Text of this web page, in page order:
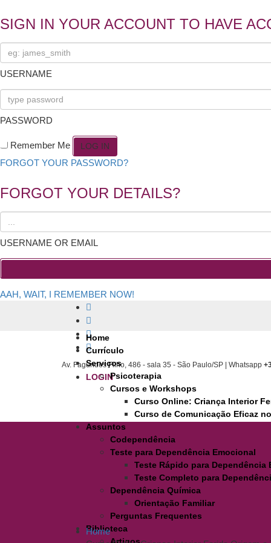
SIGN IN YOUR ACCOUNT TO HAVE
USERNAME
PASSWORD
Remember Me
FORGOT YOUR PASSWORD?
FORGOT YOUR DETAILS?
USERNAME OR EMAIL
AAH, WAIT, I REMEMBER NOW!
Av. Fagundes Filho, 486 - sala 35 - São Paulo/SP | Whatsapp
LOGIN
Home
Currículo
Serviços
Psicoterapia
Cursos e Workshops
Curso Online: Criança Interior
Curso de Comunicação Eficaz
Assuntos
Codependência
Teste para Dependência Emocional
Teste Rápido para Dependência
Teste Completo para
Dependência Química
Orientação Familiar
Perguntas Frequentes
Biblioteca
Home